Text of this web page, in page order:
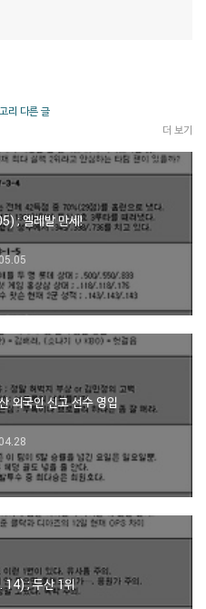
리 다른 글
더 보기
; 엘레발 만세!
외국인 신고 선수 영입
14) ; 두산 1위